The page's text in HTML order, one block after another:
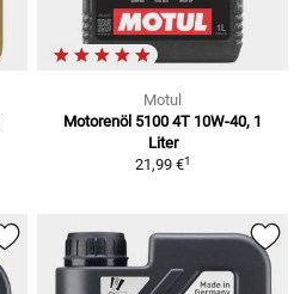
Motul
Motorenöl 5100 4T 10W-40, 1
Liter
21,99 €1